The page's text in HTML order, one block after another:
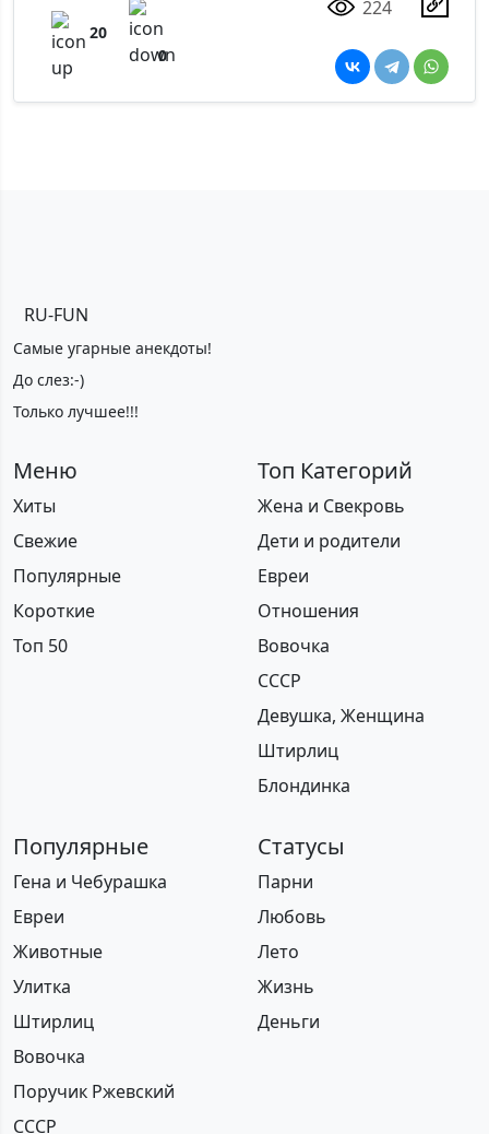
20
0
224
RU-FUN
Самые угарные анекдоты!
До слез:-)
Только лучшее!!!
Меню
Хиты
Свежие
Популярные
Короткие
Топ 50
Топ Категорий
Жена и Свекровь
Дети и родители
Евреи
Отношения
Вовочка
СССР
Девушка, Женщина
Штирлиц
Блондинка
Популярные
Гена и Чебурашка
Евреи
Животные
Улитка
Штирлиц
Вовочка
Поручик Ржевский
СССР
Статусы
Парни
Любовь
Лето
Жизнь
Деньги